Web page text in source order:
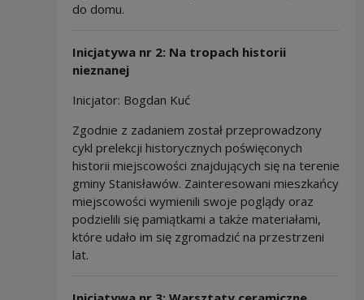
do domu.
Inicjatywa nr 2: Na tropach historii
nieznanej
Inicjator: Bogdan Kuć
Zgodnie z zadaniem został przeprowadzony
cykl prelekcji historycznych poświęconych
historii miejscowości znajdujących się na terenie
gminy Stanisławów. Zainteresowani mieszkańcy
miejscowości wymienili swoje poglądy oraz
podzielili się pamiątkami a także materiałami,
które udało im się zgromadzić na przestrzeni
lat.